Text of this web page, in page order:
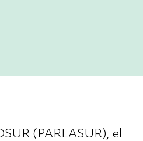
(PARLASUR), el